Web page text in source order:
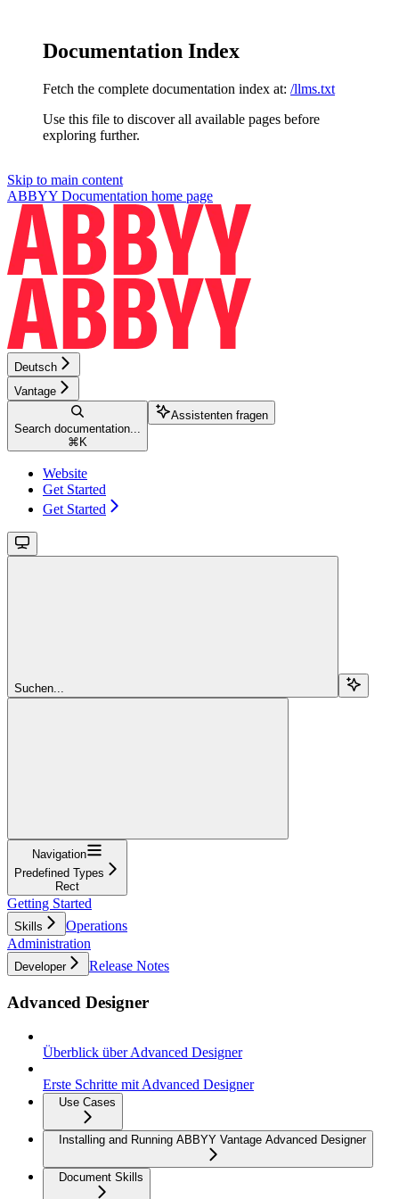
Documentation Index
Fetch the complete documentation index at: /llms.txt
Use this file to discover all available pages before
exploring further.
Skip to main content
ABBYY Documentation home page
Deutsch
Vantage
Search documentation...
⌘ K
Assistenten fragen
Website
Get Started
Get Started
Suchen...
Navigation
Predefined Types
Rect
Getting Started
Skills
Operations
Administration
Developer Release Notes
Advanced Designer
Überblick über Advanced Designer
Erste Schritte mit Advanced Designer
Use Cases
Installing and Running ABBYY Vantage Advanced Designer
Document Skills